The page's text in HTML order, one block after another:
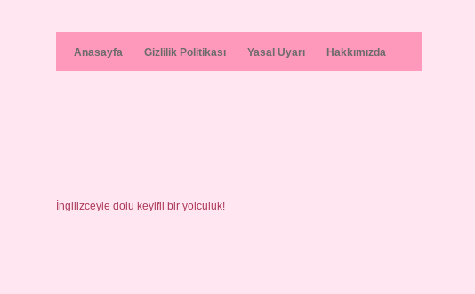
Anasayfa Gizlilik Politikası Yasal Uyarı Hakkımızda
İngilizceyle dolu keyifli bir yolculuk!